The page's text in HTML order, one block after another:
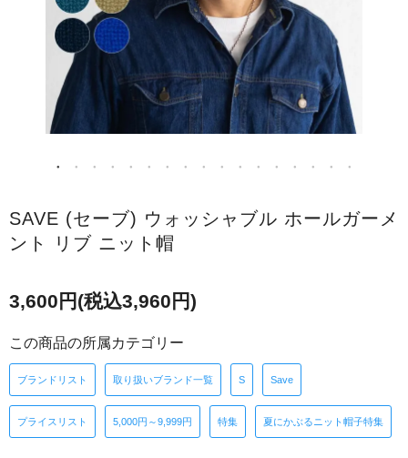
SAVE (セーブ) ウォッシャブル ホールガーメ
ント リブ ニット帽
3,600円(税込3,960円)
この商品の所属カテゴリー
ブランドリスト 取り扱いブランド一覧 S Save
プライスリスト 5,000円～9,999円 特集 夏にかぶるニット帽子特集